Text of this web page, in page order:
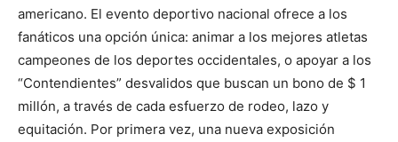
americano. El evento deportivo nacional ofrece a los
fanáticos una opción única: animar a los mejores atletas
campeones de los deportes occidentales, o apoyar a los
“Contendientes” desvalidos que buscan un bono de $ 1
millón, a través de cada esfuerzo de rodeo, lazo y
equitación. Por primera vez, una nueva exposición